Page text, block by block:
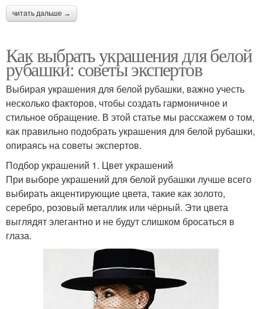
читать дальше →
Как выбрать украшения для белой
рубашки: советы экспертов
Выбирая украшения для белой рубашки, важно учесть
несколько факторов, чтобы создать гармоничное и
стильное обращение. В этой статье мы расскажем о том,
как правильно подобрать украшения для белой рубашки,
опираясь на советы экспертов.
Подбор украшений 1. Цвет украшений
При выборе украшений для белой рубашки лучше всего
выбирать акцентирующие цвета, такие как золото,
серебро, розовый металлик или чёрный. Эти цвета
выглядят элегантно и не будут слишком бросаться в
глаза.